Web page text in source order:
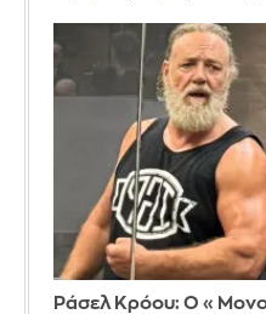
Ράσελ Κρόου: Ο